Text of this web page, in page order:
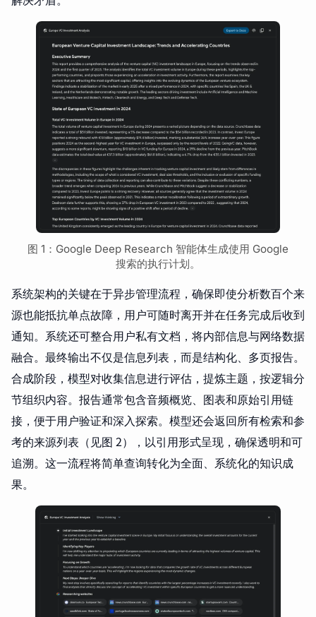
图 1：Google Deep Research 智能体生成使用 Google
搜索的执行计划。
系统架构的关键在于异步管理流程，确保即使分析数百个来
源也能抵抗单点故障，用户可随时离开并在任务完成后收到
通知。系统还可整合用户私有文档，将内部信息与网络数据
融合。最终输出不仅是信息列表，而是结构化、多页报告。
合成阶段，模型对收集信息进行评估，提炼主题，按逻辑分
节组织内容。报告通常包含音频概览、图表和原始引用链
接，便于用户验证和深入探索。模型还会返回所有检索和参
考的来源列表（见图 2），以引用形式呈现，确保透明和可
追溯。这一流程将简单查询转化为全面、系统化的知识成
果。